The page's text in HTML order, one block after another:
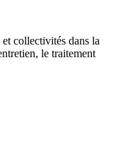
collectivités dans la
le traitement